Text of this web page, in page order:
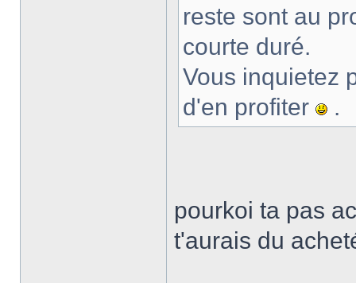
reste sont au
courte duré.
Vous inquietez
d'en profiter
.
pourkoi ta pas
t'aurais du